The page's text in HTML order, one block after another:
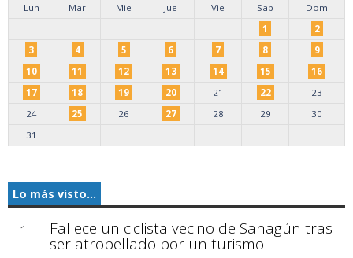
Lun
Mar Mie Jue Vie Sab
Dom
1
2
3
4 5 6 7 8
9
10
11 12 13 14 15
16
17
18 19 20 21 22
23
24
25 26 27 28 29
30
31
Lo más visto...
1 Fallece un ciclista vecino de Sahagún tras
ser atropellado por un turismo